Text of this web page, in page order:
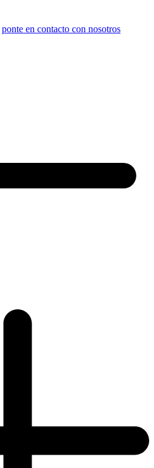
ponte en contacto con nosotros